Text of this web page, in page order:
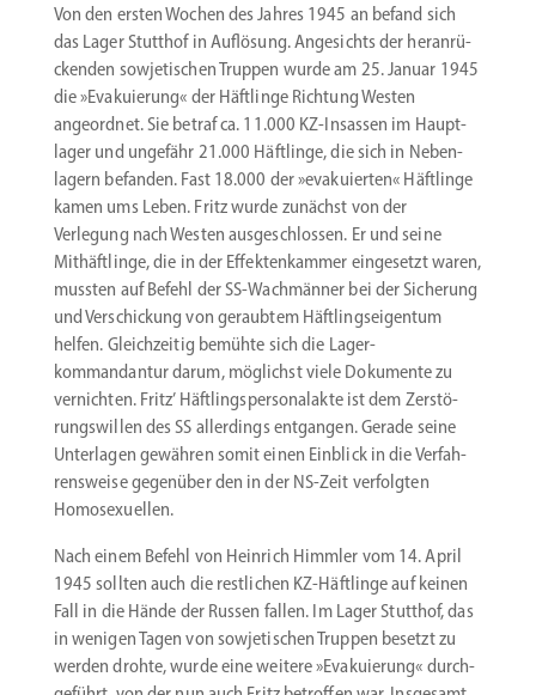
Von den ersten Wochen des Jahres 1945 an befand sich
das Lager Stutt­hof in Auflösung. Angesichts der heran­rü­
ckenden sowje­ti­schen Truppen wurde am 25. Januar 1945
die »Evaku­ierung« der Häftlinge Richtung Westen
angeordnet. Sie betraf ca. 11.000 KZ-Insassen im Haupt­
lager und ungefähr 21.000 Häftlinge, die sich in Neben­
lagern befanden. Fast 18.000 der »evaku­ierten« Häftlinge
kamen ums Leben. Fritz wurde zunächst von der
Verlegung nach Westen ausge­schlossen. Er und seine
Mithäft­linge, die in der Effek­ten­kammer einge­setzt waren,
mussten auf Befehl der SS-Wachmänner bei der Sicherung
und Verschi­ckung von geraubtem Häftlings­ei­gentum
helfen. Gleich­zeitig bemühte sich die Lager­
kommandantur darum, möglichst viele Dokumente zu
vernichten. Fritz’ Häftlings­per­so­nalakte ist dem Zerstö­
rungs­willen des SS aller­dings entgangen. Gerade seine
Unter­lagen gewähren somit ­einen Einblick in die Verfah­
rens­weise gegenüber den in der NS-Zeit verfolgten
Homosexuellen.
Nach einem Befehl von Heinrich Himmler vom 14. April
1945 sollten auch die restlichen KZ-Häftlinge auf keinen
Fall in die Hände der Russen fallen. Im Lager Stutthof, das
in wenigen Tagen von sowje­ti­schen Truppen besetzt zu
werden drohte, wurde eine weitere »Evaku­ierung« durch­